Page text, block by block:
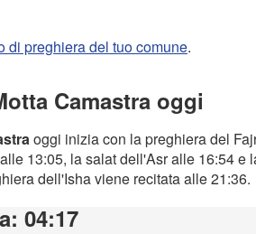
di preghiera del tuo comune.
Camastra oggi
oggi inizia con la preghiera del
13:05, la salat dell'Asr alle 16:54
dell'Isha viene recitata alle 21:36.
: 04:17